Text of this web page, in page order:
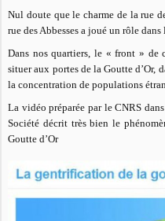
Nul doute que le charme de la rue
rue des Abbesses a joué un rôle
Dans nos quartiers, le « front » de
situer aux portes de la Goutte d’Or,
la concentration de populations
La vidéo préparée par le CNRS
Société décrit très bien le
Goutte d’Or